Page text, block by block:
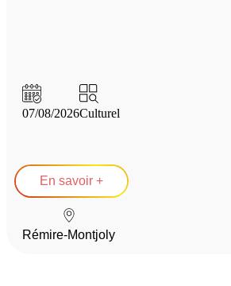
07/08/2026Culturel
En savoir +
Rémire-Montjoly